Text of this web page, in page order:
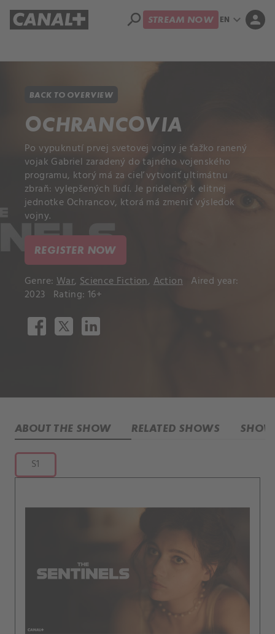
search STREAM NOW EN expand_more person
BACK TO OVERVIEW
OCHRANCOVIA
Po vypuknutí prvej svetovej vojny je ťažko ranený
vojak Gabriel zaradený do tajného vojenského
programu, ktorý má za cieľ vytvoriť ultimátnu
zbraň: vylepšených ľudí. Je pridelený k elitnej
jednotke Ochrancov, ktorá má zmeniť výsledok
vojny.
REGISTER NOW
Genre: War, Science Fiction, Action Aired year:
2023 Rating: 16+
ABOUT THE SHOW RELATED SHOWS
S1